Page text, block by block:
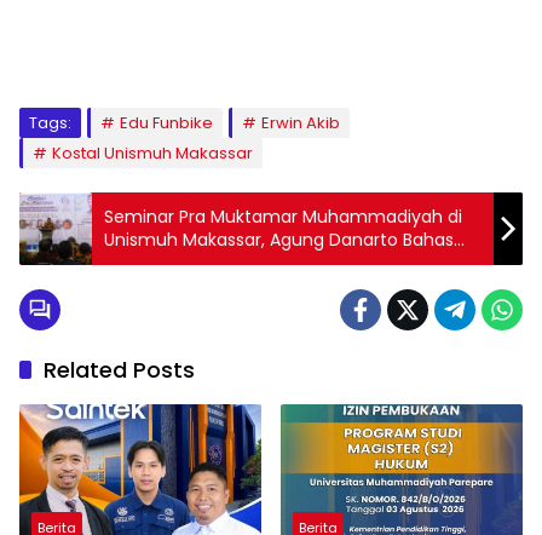
Tags: Edu Funbike
Erwin Akib
Kostal Unismuh Makassar
Seminar Pra Muktamar Muhammadiyah di
Unismuh Makassar, Agung Danarto Bahas
Strategi Kebudayaan
Related Posts
Berita Berita